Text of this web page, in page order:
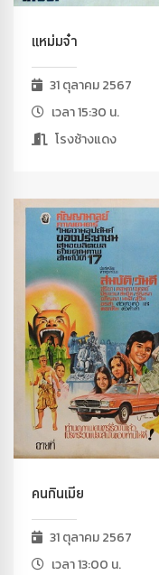
แหม่มจ๋า
31 ตุลาคม 2567
เวลา 15:30 น.
โรงช้างแดง
คนกินเมีย
31 ตุลาคม 2567
เวลา 13:00 น.